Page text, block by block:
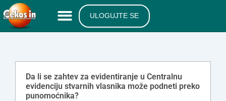
ULOGUJTE SE
Da li se zahtev za evidentiranje u Centralnu
evidenciju stvarnih vlasnika može podneti preko
punomoćnika?